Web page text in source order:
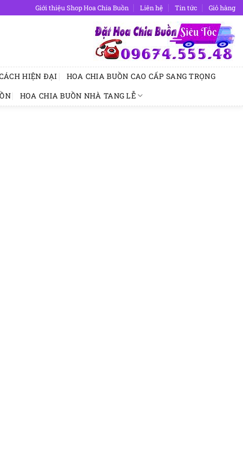
Giới thiệu Shop Hoa Chia Buồn Liên hệ Tin tức Giỏ hàng
HIỆN ĐẠI
HOA CHIA BUỒN CAO CẤP SANG TRỌNG
HOA CHIA BUỒN NHÀ TANG LỄ